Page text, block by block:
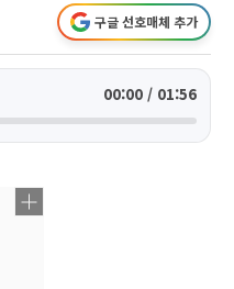
구글 선호매체 추가
00:00 / 01:56